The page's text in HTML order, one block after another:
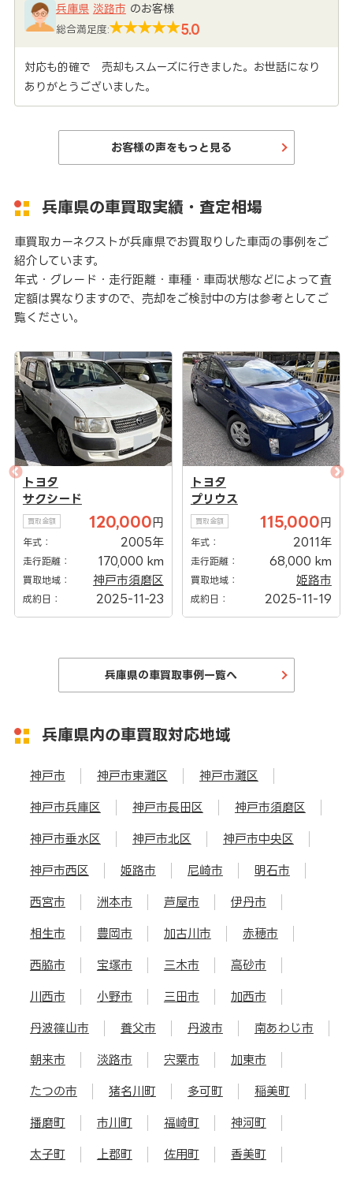
兵庫県 淡路市 のお客様
総合満足度: 5.0
対応も的確で 売却もスムーズに行きました。お世話になり
ありがとうございました。
お客様の声をもっと見る
兵庫県の車買取実績・査定相場
車買取カーネクストが兵庫県でお買取りした車両の事例をご
紹介しています。
年式・グレード・走行距離・車種・車両状態などによって査
定額は異なりますので、売却をご検討中の方は参考としてご
覧ください。
トヨタ
プリウス
買取金額 115,000 円
年式： 2011年
走行距離： 68,000 km
買取地域： 姫路市
成約日： 2025-11-19
ホンダ
クロスロード
買取金額 100,000 円
年式： 2007年
走行距離： 90,000 km
買取地域： 丹波篠山市
成約日： 2025-11-18
兵庫県の車買取事例一覧へ
兵庫県内の車買取対応地域
神戸市 神戸市東灘区 神戸市灘区
神戸市兵庫区 神戸市長田区 神戸市須磨区
神戸市垂水区 神戸市北区 神戸市中央区
神戸市西区 姫路市 尼崎市 明石市
西宮市 洲本市 芦屋市 伊丹市
相生市 豊岡市 加古川市 赤穂市
西脇市 宝塚市 三木市 高砂市
川西市 小野市 三田市 加西市
丹波篠山市 養父市 丹波市 南あわじ市
朝来市 淡路市 宍粟市 加東市
たつの市 猪名川町 多可町 稲美町
播磨町 市川町 福崎町 神河町
太子町 上郡町 佐用町 香美町